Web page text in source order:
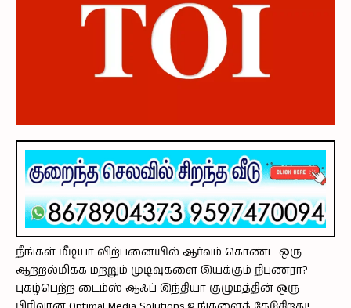
நீங்கள் மீடியா விற்பனையில் ஆர்வம் கொண்ட ஒரு
ஆற்றல்மிக்க மற்றும் முடிவுகளை இயக்கும் நிபுணரா?
புகழ்பெற்ற டைம்ஸ் ஆஃப் இந்தியா குழுமத்தின் ஒரு